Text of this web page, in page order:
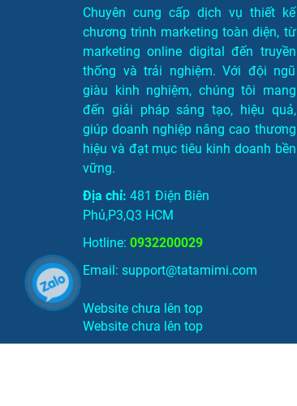
Website chưa lên top
Website chưa lên top
Chuyên cung cấp dịch vụ thiết kế
chương trình marketing toàn diện, từ
marketing online digital đến truyền
thống và trải nghiệm. Với đội ngũ
giàu kinh nghiệm, chúng tôi mang
đến giải pháp sáng tạo, hiệu quả,
giúp doanh nghiệp nâng cao thương
hiệu và đạt mục tiêu kinh doanh bền
vững.
Địa chỉ: 481 Điện Biên
Phủ,P3,Q3 HCM
Hotline: 0932200029
Email: support@tatamimi.com